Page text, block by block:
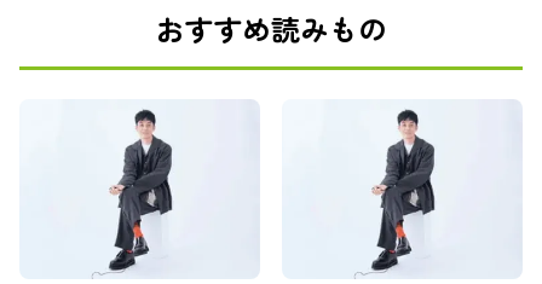
おすすめ読みもの